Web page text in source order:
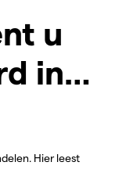
u
in…
Hier leest